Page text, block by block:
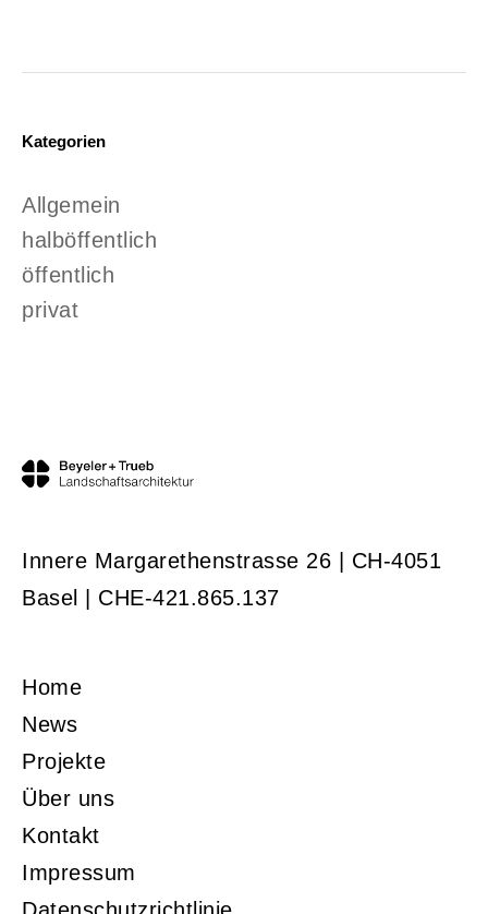
Kategorien
Allgemein
halböffentlich
öffentlich
privat
Innere Margarethenstrasse 26 | CH-4051
Basel | CHE-421.865.137
Home
News
Projekte
Über uns
Kontakt
Impressum